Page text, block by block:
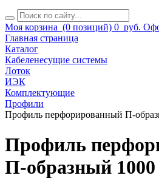
Моя корзина (0 позиций) 0 руб.
Главная страница
Каталог
Кабеленесущие системы
Лоток
ИЭК
Комплектующие
Профили
Профиль перфорированный П-
Профиль
П-образный